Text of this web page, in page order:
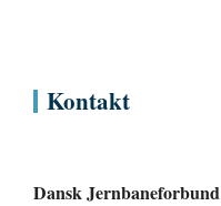
Kontakt
Dansk Jernbaneforbund